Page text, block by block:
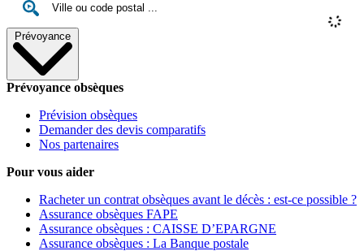
Prévoyance
Prévoyance obsèques
Prévision obsèques
Demander des devis comparatifs
Nos partenaires
Pour vous aider
Racheter un contrat obsèques avant le décès : est-ce possible ?
Assurance obsèques FAPE
Assurance obsèques : CAISSE D’EPARGNE
Assurance obsèques : La Banque postale